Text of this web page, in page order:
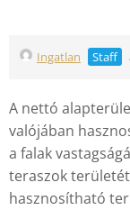
Ingatlan Staff
A nettó
valójában
a falak
teraszok
hasznosítható